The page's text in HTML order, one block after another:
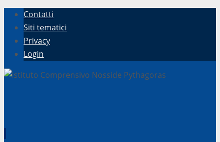
Contatti
Siti tematici
Privacy
Login